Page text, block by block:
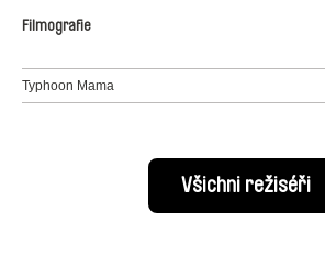
Filmografie
Typhoon Mama
Všichni režiséři